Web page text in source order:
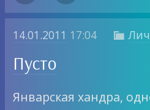
14.01.2011 17:04 
Пусто
Январская хандра,